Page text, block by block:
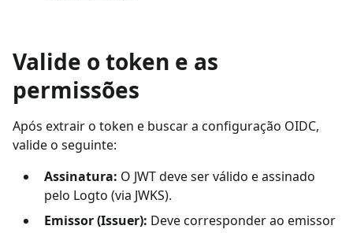
Valide o token e as
permissões
Após extrair o token e buscar a configuração OIDC,
valide o seguinte:
Assinatura: O JWT deve ser válido e assinado
pelo Logto (via JWKS).
Emissor (Issuer): Deve corresponder ao emissor